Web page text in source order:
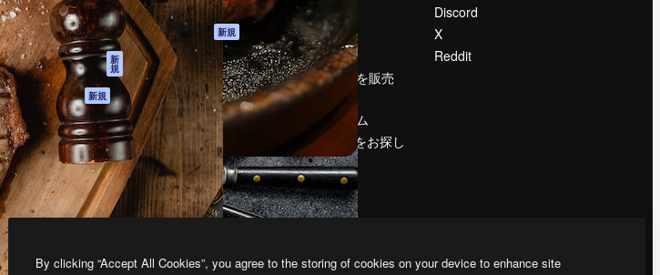
ストックコンテン
ツ
Claude/ChatGPT
向けMCP
新
規
エージェント 新規
API
モバイルアプリ
すべてのMagnificツ
ール
シー
オリジナル
新規
クッキーポリシー
トラストセンター
アフィリエイト
法人向け
ブログ
イベント
Slidesgo
コンテンツを販売
する
プレスルーム
magnific.aiをお探し
ですか？
Discord
X
Reddit
無断複写・転載を禁じます
By clicking “Accept All Cookies”, you agree to the storing of cookies on your device to enhance site